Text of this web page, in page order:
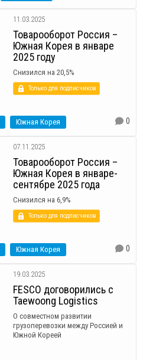
11.03.2025
Товарооборот Россия –
Южная Корея в январе
2025 году
Снизился на 20,5%
Только для подписчиков
Южная Корея 0
07.11.2025
Товарооборот Россия –
Южная Корея в январе-
сентябре 2025 года
Снизился на 6,9%
Только для подписчиков
Южная Корея 0
19.03.2025
FESCO договорились с
Taewoong Logistics
О совместном развитии
грузоперевозки между Россией и
Южной Кореей